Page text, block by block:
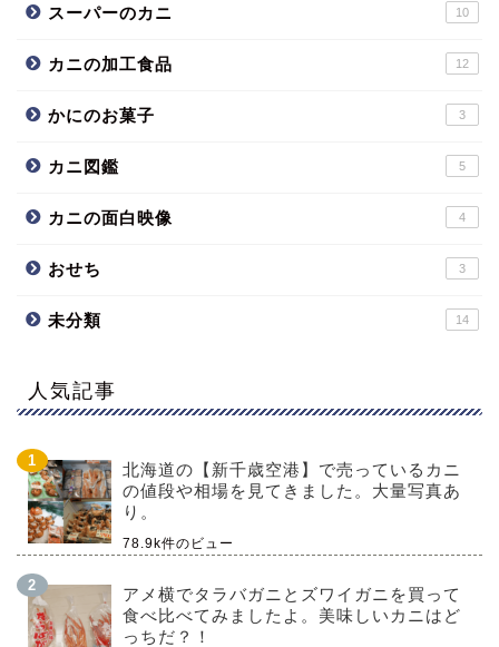
スーパーのカニ 10
カニの加工食品 12
かにのお菓子 3
カニ図鑑 5
カニの面白映像 4
おせち 3
未分類 14
人気記事
北海道の【新千歳空港】で売っているカニ
の値段や相場を見てきました。大量写真あ
り。
78.9k件のビュー
アメ横でタラバガニとズワイガニを買って
食べ比べてみましたよ。美味しいカニはど
っちだ？！